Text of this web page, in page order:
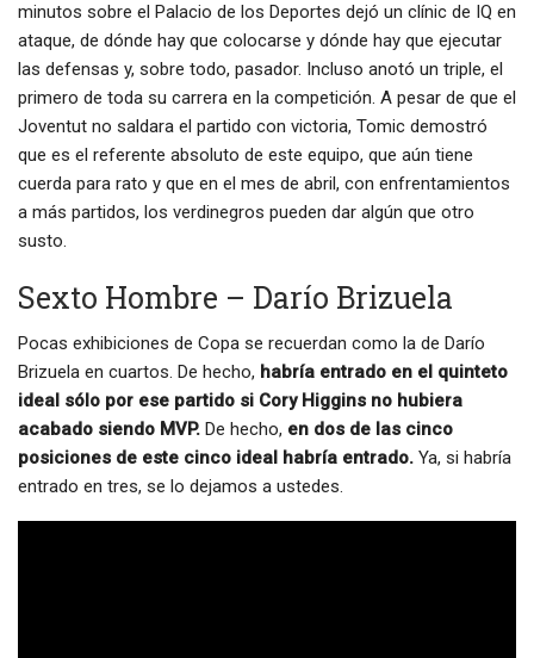
minutos sobre el Palacio de los Deportes dejó un clínic de IQ en
ataque, de dónde hay que colocarse y dónde hay que ejecutar
las defensas y, sobre todo, pasador. Incluso anotó un triple, el
primero de toda su carrera en la competición. A pesar de que el
Joventut no saldara el partido con victoria, Tomic demostró
que es el referente absoluto de este equipo, que aún tiene
cuerda para rato y que en el mes de abril, con enfrentamientos
a más partidos, los verdinegros pueden dar algún que otro
susto.
Sexto Hombre – Darío Brizuela
Pocas exhibiciones de Copa se recuerdan como la de Darío
Brizuela en cuartos. De hecho, habría entrado en el quinteto
ideal sólo por ese partido si Cory Higgins no hubiera
acabado siendo MVP. De hecho, en dos de las cinco
posiciones de este cinco ideal habría entrado. Ya, si habría
entrado en tres, se lo dejamos a ustedes.